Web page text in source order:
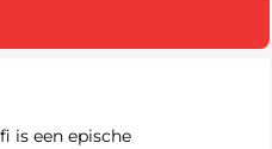
is een epische